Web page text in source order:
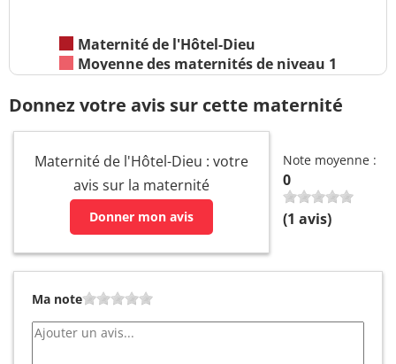
Maternité de l'Hôtel-Dieu
Moyenne des maternités de niveau 1
Donnez votre avis sur cette maternité
Maternité de l'Hôtel-Dieu : votre
avis sur la maternité
Donner mon avis
Note moyenne :
0
(1 avis)
Ma note